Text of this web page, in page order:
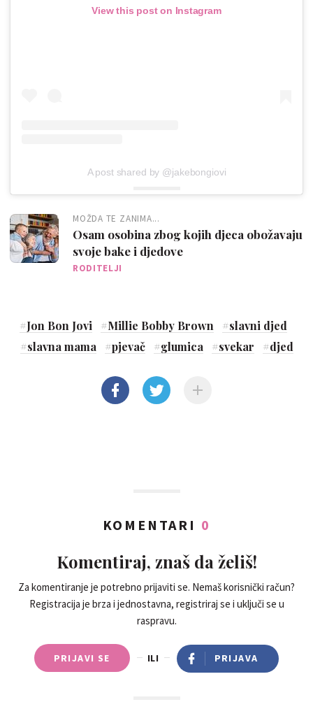
View this post on Instagram
A post shared by @jakebongiovi
MOŽDA TE ZANIMA...
Osam osobina zbog kojih djeca obožavaju
svoje bake i djedove
RODITELJI
#Jon Bon Jovi #Millie Bobby Brown #slavni djed
#slavna mama #pjevač #glumica #svekar #djed
KOMENTARI 0
Komentiraj, znaš da želiš!
Za komentiranje je potrebno prijaviti se. Nemaš korisnički račun?
Registracija je brza i jednostavna, registriraj se i uključi se u
raspravu.
PRIJAVI SE ILI PRIJAVA